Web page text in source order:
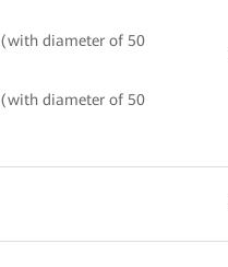
diameter of 50
diameter of 50